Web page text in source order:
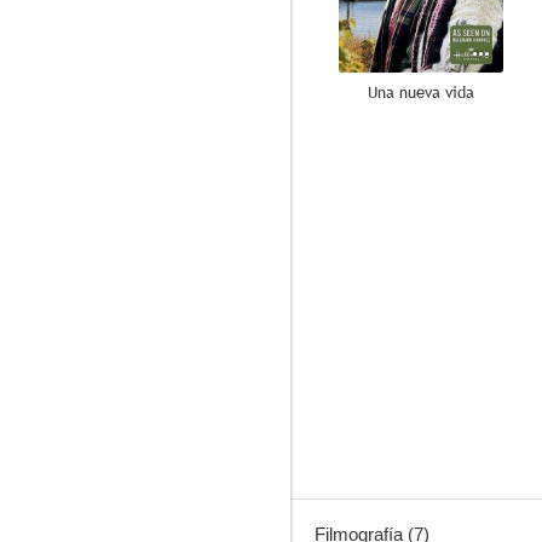
Una nueva vida
Filmografía (7)